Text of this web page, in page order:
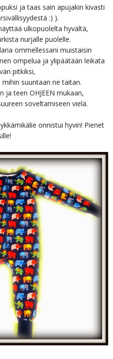
ja taas sain apujakin kivasti
:) ).
ulkopuolelta hyvältä,
nurjalle puolelle.
ommellessani muistaisin
ompelua ja ylipäätään leikata
pitkiksi,
suuntaan ne taitan.
ja teen OHJEEN mukaan,
soveltamiseen vielä.
onnistui hyvin! Pienet